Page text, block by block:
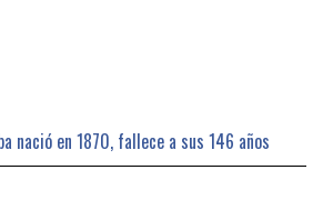
nació en 1870, fallece a sus 146 años